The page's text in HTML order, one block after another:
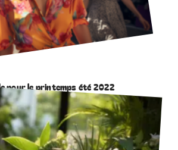
pour le printemps été 2022